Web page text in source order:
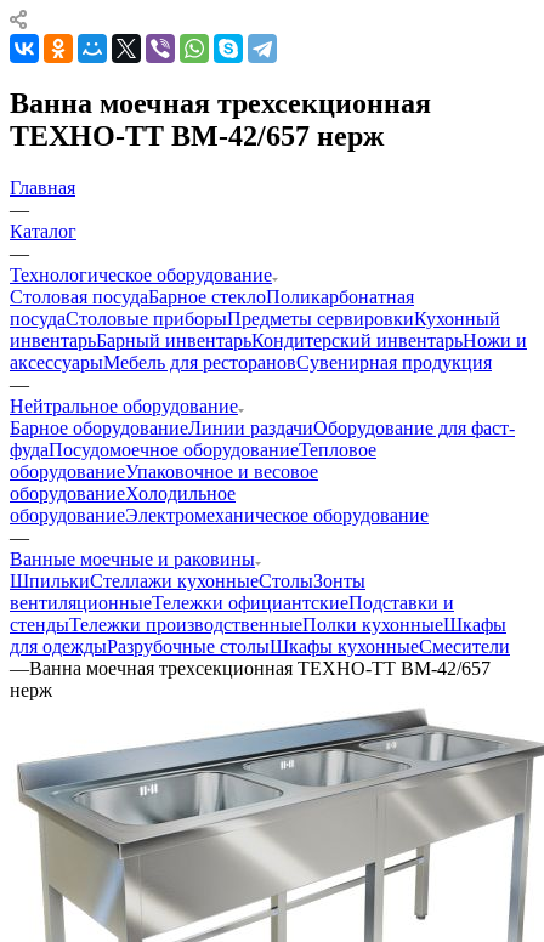
Ванна моечная трехсекционная
ТЕХНО-ТТ ВМ-42/657 нерж
Главная
—
Каталог
—
Технологическое оборудование
Столовая посудаБарное стеклоПоликарбонатная
посудаСтоловые приборыПредметы сервировкиКухонный
инвентарьБарный инвентарьКондитерский инвентарьНожи и
аксессуарыМебель для ресторановСувенирная продукция
—
Нейтральное оборудование
Барное оборудованиеЛинии раздачиОборудование для фаст-
фудаПосудомоечное оборудованиеТепловое
оборудованиеУпаковочное и весовое
оборудованиеХолодильное
оборудованиеЭлектромеханическое оборудование
—
Ванные моечные и раковины
ШпилькиСтеллажи кухонныеСтолыЗонты
вентиляционныеТележки официантскиеПодставки и
стендыТележки производственныеПолки кухонныеШкафы
для одеждыРазрубочные столыШкафы кухонныеСмесители
—Ванна моечная трехсекционная ТЕХНО-ТТ ВМ-42/657
нерж